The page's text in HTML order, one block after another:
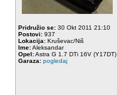
Pridružio se: 30 Okt 2011 21:10
Postovi: 937
Lokacija: Kruševac/Niš
Ime:Aleksandar
Opel:Astra G 1.7 DTi 16V (Y17DT)
Garaza: pogledaj